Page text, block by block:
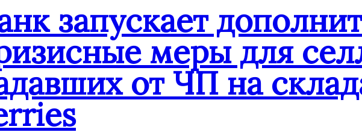
запускает
меры для
от ЧП на